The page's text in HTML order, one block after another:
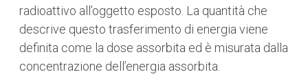
radioattivo all’oggetto esposto. La quantità che
descrive questo trasferimento di energia viene
definita come la dose assorbita ed è misurata dalla
concentrazione dell’energia assorbita.